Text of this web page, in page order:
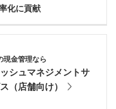
化に貢献
現金管理なら
シュマネジメントサ
（店舗向け）